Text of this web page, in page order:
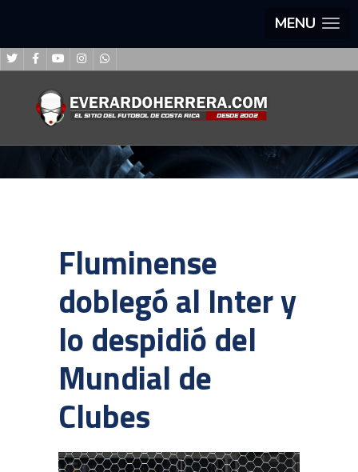
MENU
Fluminense
doblegó al Inter y
lo despidió del
Mundial de
Clubes